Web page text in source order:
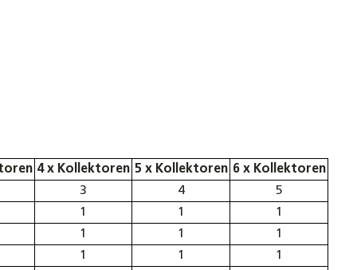
4 x Kollektoren 5 x Kollektoren 6 x Kollektoren
3 4
5
1 1
1
1 1
1
1 1
1